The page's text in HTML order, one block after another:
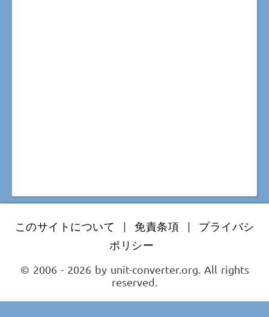
このサイトについて | 免責条項 |
プライバシ
ポリシー
© 2006 - 2026 by unit-converter.org. All rights
reserved.